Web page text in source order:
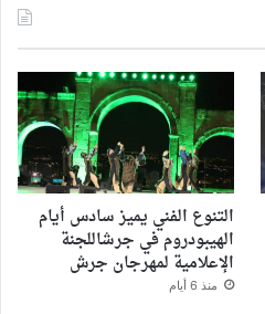
التنوع الفني يميز سادس أيام
الهيبودروم في جرشاللجنة
الإعلامية لمهرجان جرش
منذ 6 أيام